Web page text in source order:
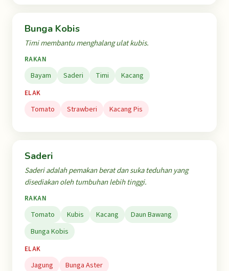
Bunga Kobis
Timi membantu menghalang ulat kubis.
RAKAN
Bayam Saderi Timi Kacang
ELAK
Tomato Strawberi Kacang Pis
Saderi
Saderi adalah pemakan berat dan suka teduhan yang
disediakan oleh tumbuhan lebih tinggi.
RAKAN
Tomato Kubis Kacang
Daun Bawang
Bunga Kobis
ELAK
Jagung Bunga Aster